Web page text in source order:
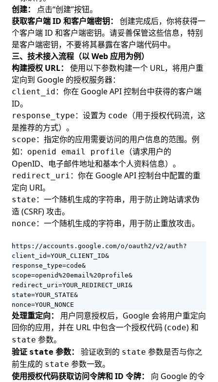
创建：
点击“创建”按钮。
获取客户端 ID 和客户端密钥：
创建完成后，你将获得一
个客户端 ID 和客户端密钥。请妥善保管这些信息，特别
是客户端密钥，不要将其暴露在客户端代码中。
三、技术接入流程（以 Web 应用为例）
构建授权 URL：
使用以下参数构建一个 URL，将用户重
定向到 Google 的授权服务器：
client_id ：你在 Google API 控制台中获得的客户端
ID。
response_type ：设置为 code
（用于授权代码流，这
是推荐的方式）。
scope ：指定你的应用需要访问的用户信息的范围。例
如：
openid email profile
（请求用户的
OpenID、电子邮件地址和基本个人资料信息）。
redirect_uri ：你在 Google API 控制台中配置的重
定向 URI。
state ：一个随机生成的字符串，用于防止跨站请求伪
造 (CSRF) 攻击。
nonce ：一个随机生成的字符串，用于防止重放攻击。
https://accounts.google.com/o/oauth2/v2/auth?
client_id=YOUR_CLIENT_ID&
response_type=code&
scope=openid%20email%20profile&
redirect_uri=YOUR_REDIRECT_URI&
state=YOUR_STATE&
nonce=YOUR_NONCE
处理重定向：
用户同意授权后，Google 会将用户重定向
回你的应用，并在 URL 中包含一个授权代码 (code) 和
state 参数。
验证 state 参数： 验证收到的 state 参数是否与你之
前生成的 state 参数一致。
使用授权代码获取访问令牌和 ID 令牌：
向 Google 的令